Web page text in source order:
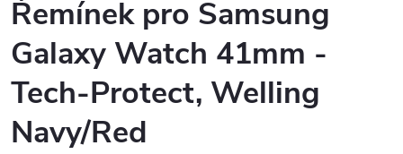
Řemínek pro Samsung
Galaxy Watch 41mm -
Tech-Protect, Welling
Navy/Red